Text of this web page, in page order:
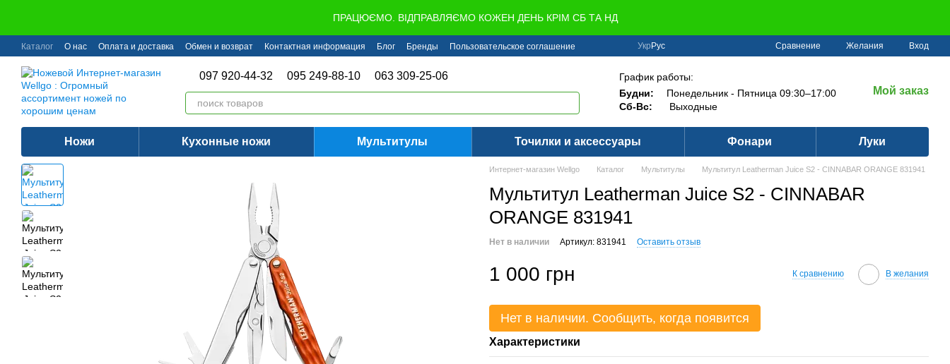
ПРАЦЮЄМО. ВІДПРАВЛЯЄМО КОЖЕН ДЕНЬ КРІМ СБ ТА НД
Каталог О нас Оплата и доставка Обмен и возврат Контактная информация Блог Бренды Пользовательское соглашение Укр Рус Сравнение Желания Вход
097 920-44-32 095 249-88-10 063 309-25-06
График работы:
Будни:
Понедельник - Пятница 09:30–17:00
Сб-Вс:
Выходные
Мой заказ
Ножи Кухонные ножи Мультитулы Точилки и аксессуары Фонари Луки
Интернет-магазин Wellgo Каталог Мультитулы Мультитул Leatherman Juice S2 - CINNABAR ORANGE 831941
Мультитул Leatherman Juice S2 - CINNABAR
ORANGE 831941
Нет в наличии Артикул: 831941 Оставить отзыв
1 000 грн К сравнению В желания
Нет в наличии. Сообщить, когда появится
Характеристики